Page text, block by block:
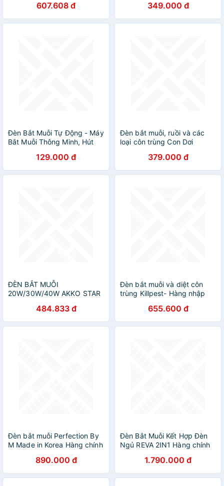
607.608 đ 349.000 đ
Đèn Bắt Muỗi Tự Động - Máy
Bắt Muỗi Thông Minh, Hút
LED, Kiêm Đèn Ngủ Sạc USB
- HÀNG CHÍNH HÃNG
MINIIN
129.000 đ
Đèn bắt muỗi, ruồi và các
loại côn trùng Con Dơi
379.000 đ
ĐÈN BẮT MUỖI
20W/30W/40W AKKO STAR
484.833 đ
Đèn bắt muỗi và diệt côn
trùng Killpest- Hàng nhập
655.600 đ
Đèn bắt muỗi Perfection By
M Made in Korea Hàng chính
890.000 đ
Đèn Bắt Muỗi Kết Hợp Đèn
Ngủ REVA 2IN1 Hàng chính
1.790.000 đ